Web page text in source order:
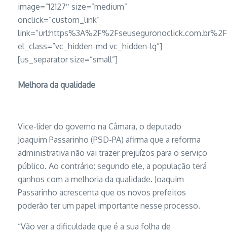
image=”12127″ size=”medium”
onclick=”custom_link”
el_class=”vc_hidden-md vc_hidden-lg”]
[us_separator size=”small”]
Melhora da qualidade
Vice-líder do governo na Câmara, o deputado
Joaquim Passarinho (PSD-PA) afirma que a reforma
administrativa não vai trazer prejuízos para o serviço
público. Ao contrário: segundo ele, a população terá
ganhos com a melhoria da qualidade. Joaquim
Passarinho acrescenta que os novos prefeitos
poderão ter um papel importante nesse processo.
“Vão ver a dificuldade que é a sua folha de